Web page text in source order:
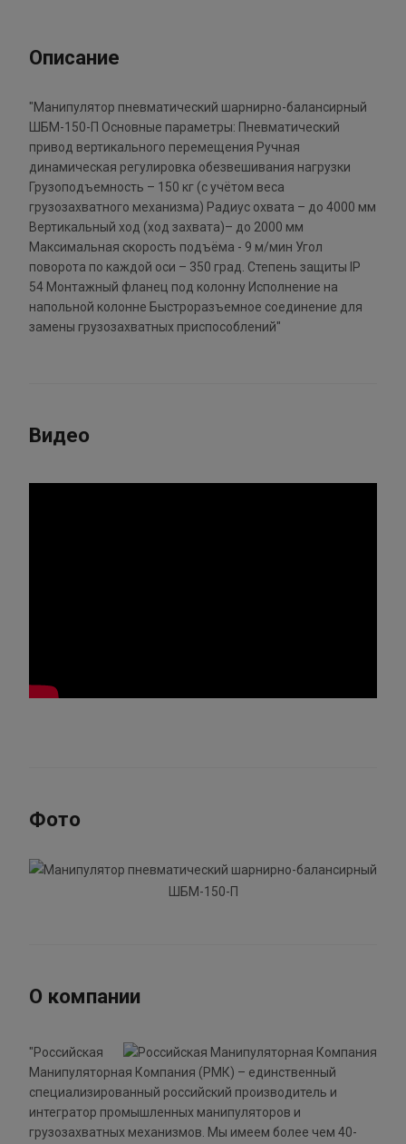
Описание
"Манипулятор пневматический шарнирно-балансирный
ШБМ-150-П Основные параметры: Пневматический
привод вертикального перемещения Ручная
динамическая регулировка обезвешивания нагрузки
Грузоподъемность – 150 кг (с учётом веса
грузозахватного механизма) Радиус охвата – до 4000 мм
Вертикальный ход (ход захвата)– до 2000 мм
Максимальная скорость подъёма - 9 м/мин Угол
поворота по каждой оси – 350 град. Степень защиты IP
54 Монтажный фланец под колонну Исполнение на
напольной колонне Быстроразъемное соединение для
замены грузозахватных приспособлений"
Видео
Фото
О компании
"Российская
Манипуляторная Компания (РМК) – единственный
специализированный российский производитель и
интегратор промышленных манипуляторов и
грузозахватных механизмов. Мы имеем более чем 40-